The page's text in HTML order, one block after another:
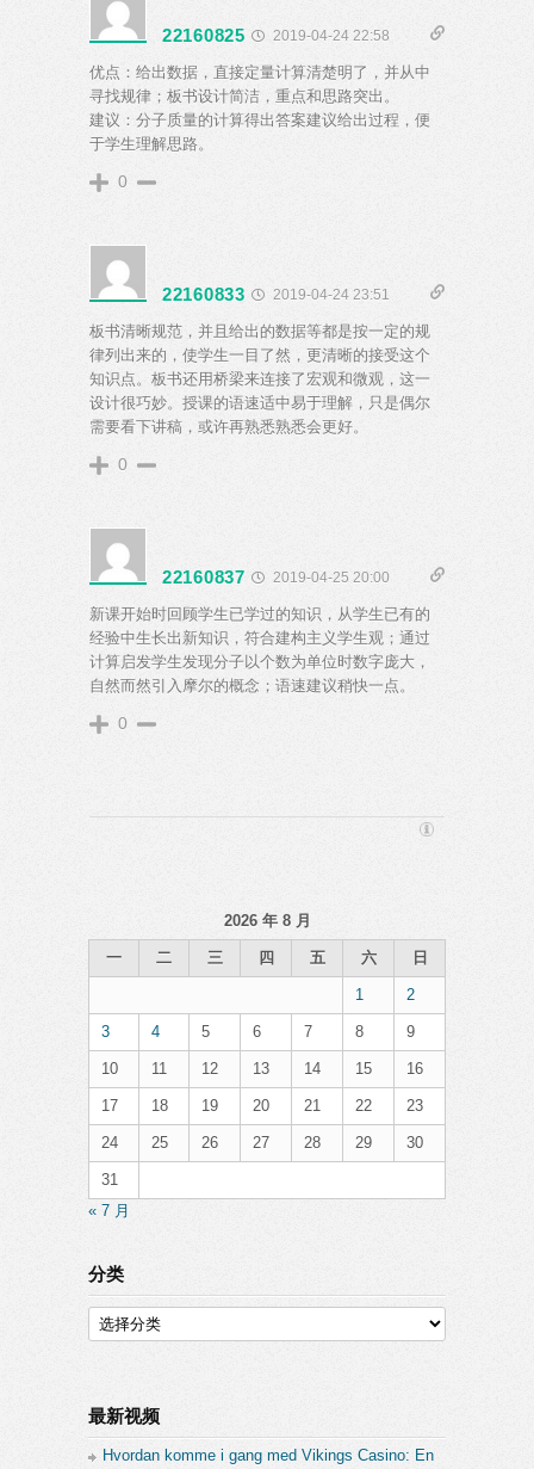
22160825 2019-04-24 22:58
优点：给出数据，直接定量计算清楚明了，并从中
寻找规律；板书设计简洁，重点和思路突出。
建议：分子质量的计算得出答案建议给出过程，便
于学生理解思路。
0
22160833 2019-04-24 23:51
板书清晰规范，并且给出的数据等都是按一定的规
律列出来的，使学生一目了然，更清晰的接受这个
知识点。板书还用桥梁来连接了宏观和微观，这一
设计很巧妙。授课的语速适中易于理解，只是偶尔
需要看下讲稿，或许再熟悉熟悉会更好。
0
22160837 2019-04-25 20:00
新课开始时回顾学生已学过的知识，从学生已有的
经验中生长出新知识，符合建构主义学生观；通过
计算启发学生发现分子以个数为单位时数字庞大，
自然而然引入摩尔的概念；语速建议稍快一点。
0
2026 年 8 月
一 二 三 四 五 六 日
1 2
3 4 5 6 7 8 9
10 11 12 13 14 15 16
17 18 19 20 21 22 23
24 25 26 27 28 29 30
31
« 7 月
分类
分
类
最新视频
Hvordan komme i gang med Vikings Casino: En